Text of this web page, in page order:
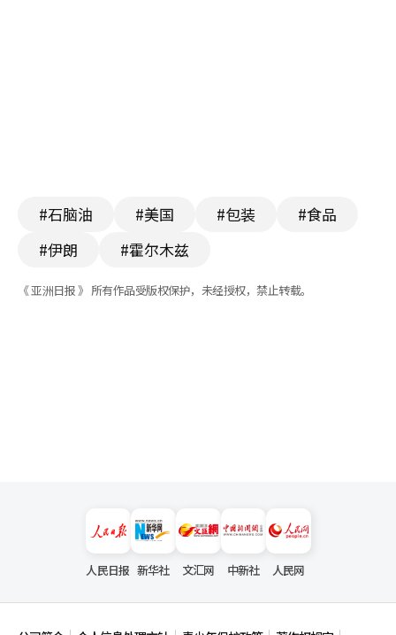
#石脑油 #美国 #包装
#食品
#伊朗
#霍尔木兹
《 亚洲日报 》 所有作品受版权保护，未经授权，禁止转载。
人民日报 新华社 文汇网 中新社 人民网